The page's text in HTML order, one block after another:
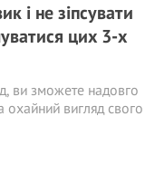
і не зіпсувати
цих 3-х
ви зможете надовго
охайний вигляд свого